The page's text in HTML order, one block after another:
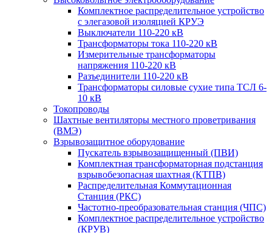
Комплектное распределительное устройство
с элегазовой изоляцией КРУЭ
Выключатели 110-220 кВ
Трансформаторы тока 110-220 кВ
Измерительные трансформаторы
напряжения 110-220 кВ
Разъединители 110-220 кВ
Трансформаторы силовые сухие типа ТСЛ 6-
10 кВ
Токопроводы
Шахтные вентиляторы местного проветривания
(ВМЭ)
Взрывозащитное оборудование
Пускатель взрывозащищенный (ПВИ)
Комплектная трансформаторная подстанция
взрывобезопасная шахтная (КТПВ)
Распределительная Коммутационная
Станция (РКС)
Частотно-преобразовательная станция (ЧПС)
Комплектное распределительное устройство
(КРУВ)